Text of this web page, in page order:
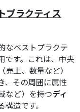
プラクティス
なベストプラクテ
です。これは、中央
上、数量など）
、その周囲に属性
など）を持つディ
造です。